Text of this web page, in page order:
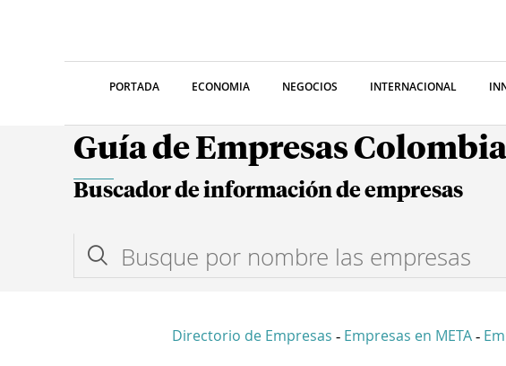
PORTADA ECONOMIA NEGOCIOS INTERNACIONAL
Guía de Empresas
Buscador de información de empresas
Directorio de Empresas - Empresas en META -